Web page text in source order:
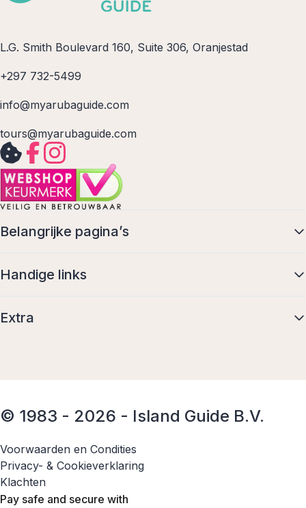
L.G. Smith Boulevard 160, Suite 306, Oranjestad
+297 732-5499
info@myarubaguide.com
tours@myarubaguide.com
Belangrijke pagina’s
Handige links
Extra
© 1983 - 2026 - Island Guide B.V.
Voorwaarden en Condities
Privacy- & Cookieverklaring
Klachten
Pay safe and secure with